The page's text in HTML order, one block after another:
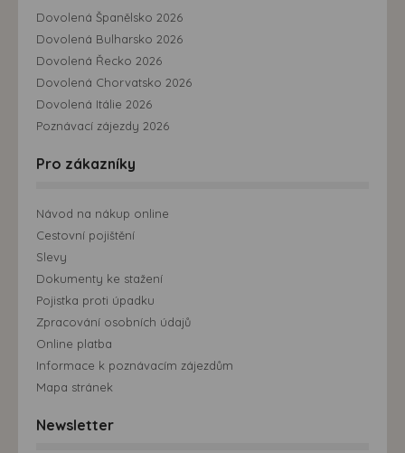
Dovolená Španělsko 2026
Dovolená Bulharsko 2026
Dovolená Řecko 2026
Dovolená Chorvatsko 2026
Dovolená Itálie 2026
Poznávací zájezdy 2026
Pro zákazníky
Návod na nákup online
Cestovní pojištění
Slevy
Dokumenty ke stažení
Pojistka proti úpadku
Zpracování osobních údajů
Online platba
Informace k poznávacím zájezdům
Mapa stránek
Newsletter